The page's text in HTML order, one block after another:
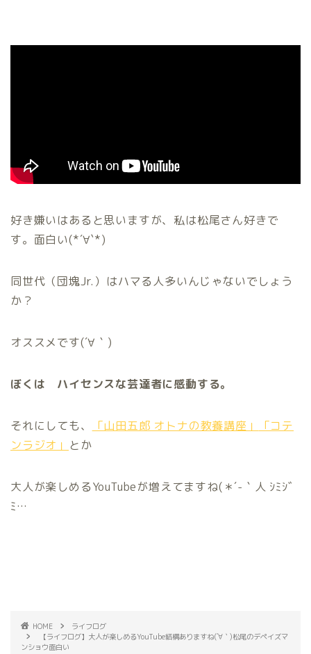
好き嫌いはあると思いますが、私は松尾さん好きで
す。面白い(*´∀`*)
同世代（団塊Jr.）はハマる人多いんじゃないでしょう
か？
オススメです(´∀｀)
ぼくは ハイセンスな芸達者に感動する。
それにしても、 「山田五郎 オトナの教養講座」
「コテ
ンラジオ」 とか
大人が楽しめるYouTubeが増えてますね(＊´-｀人 ｼﾐｼﾞ
ﾐ…
HOME
ライフログ
【ライフログ】大人が楽しめるYouTube結構ありますね(´∀｀)松尾のデペイズマ
ンショウ面白い